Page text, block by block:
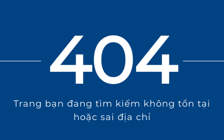
404
Trang bạn đang tìm kiếm không tồn tại
hoặc sai địa chỉ